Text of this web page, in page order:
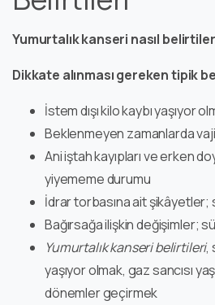
Yumurtalık kanseri nasıl
Dikkate alınması gereken tipik
İstem dışı kilo kaybı yaşıyor
Beklenmeyen zamanlarda
Ani iştah kayıpları ve erken
yiyememe durumu
İdrar torbasına ait şikâyetler;
Bağırsağa ilişkin değişimler;
Yumurtalık kanseri belirtileri,
yaşıyor olmak, gaz sancısı
dönemler geçirmek